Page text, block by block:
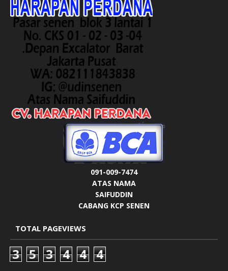
091-009-7474
ATAS NAMA
SAIFUDDIN
CABANG KCP SENEN
TOTAL PAGEVIEWS
3 5 3 4 4 4